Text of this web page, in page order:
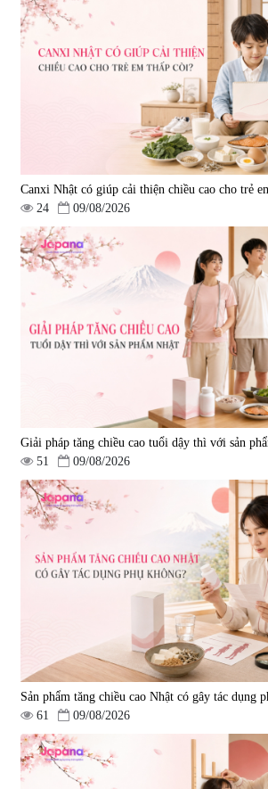
580.000 đ 1.570.000 đ
Canxi Nhật có giúp cải thiện chiều cao cho trẻ
24
09/08/2026
Giải pháp tăng chiều cao tuổi dậy thì với sản
51
09/08/2026
Sản phẩm tăng chiều cao Nhật có gây tác dụng
61
09/08/2026